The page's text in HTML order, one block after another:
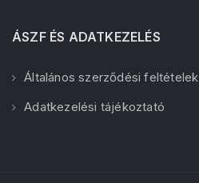
ÁSZF ÉS ADATKEZELÉS
Általános szerződési feltételek
Adatkezelési tájékoztató